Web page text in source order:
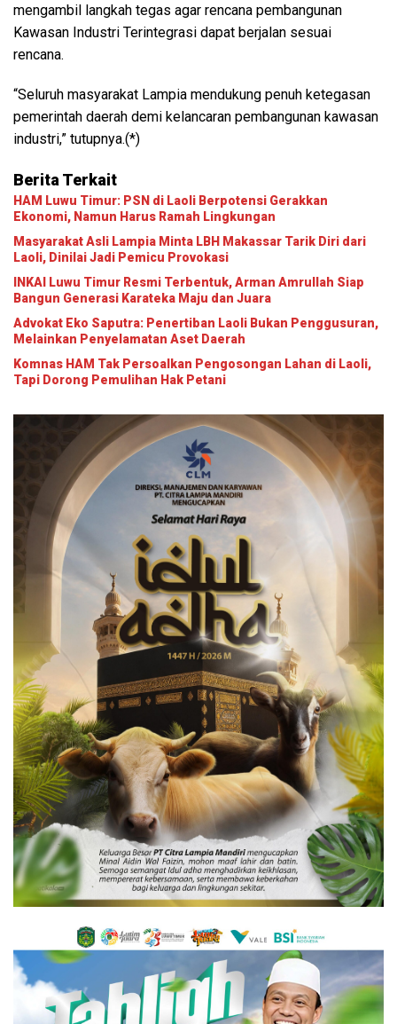
mengambil langkah tegas agar rencana pembangunan
Kawasan Industri Terintegrasi dapat berjalan sesuai
rencana.
“Seluruh masyarakat Lampia mendukung penuh ketegasan
pemerintah daerah demi kelancaran pembangunan kawasan
industri,” tutupnya.(*)
Berita Terkait
HAM Luwu Timur: PSN di Laoli Berpotensi Gerakkan
Ekonomi, Namun Harus Ramah Lingkungan
Masyarakat Asli Lampia Minta LBH Makassar Tarik Diri dari
Laoli, Dinilai Jadi Pemicu Provokasi
INKAI Luwu Timur Resmi Terbentuk, Arman Amrullah Siap
Bangun Generasi Karateka Maju dan Juara
Advokat Eko Saputra: Penertiban Laoli Bukan Penggusuran,
Melainkan Penyelamatan Aset Daerah
Komnas HAM Tak Persoalkan Pengosongan Lahan di Laoli,
Tapi Dorong Pemulihan Hak Petani